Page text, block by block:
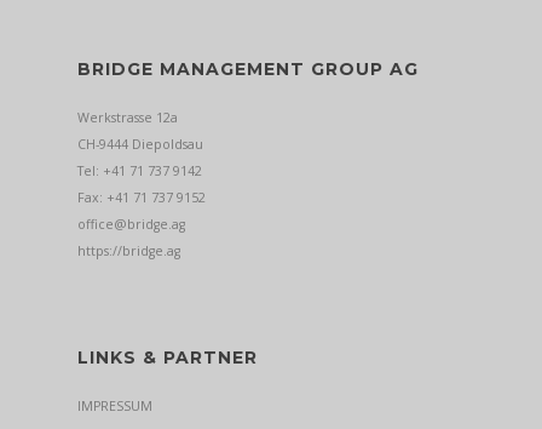
BRIDGE MANAGEMENT GROUP AG
Werkstrasse 12a
CH-9444 Diepoldsau
Tel: +41 71 737 9142
Fax: +41 71 737 9152
office@bridge.ag
https://bridge.ag
LINKS & PARTNER
IMPRESSUM